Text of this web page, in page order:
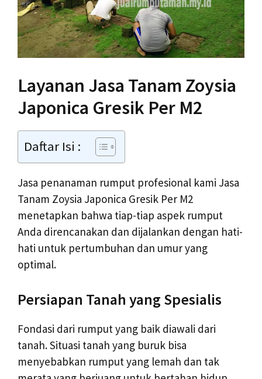
Layanan Jasa Tanam Zoysia
Japonica Gresik Per M2
Daftar Isi :
Jasa penanaman rumput profesional kami Jasa
Tanam Zoysia Japonica Gresik Per M2
menetapkan bahwa tiap-tiap aspek rumput
Anda direncanakan dan dijalankan dengan hati-
hati untuk pertumbuhan dan umur yang
optimal.
Persiapan Tanah yang Spesialis
Fondasi dari rumput yang baik diawali dari
tanah. Situasi tanah yang buruk bisa
menyebabkan rumput yang lemah dan tak